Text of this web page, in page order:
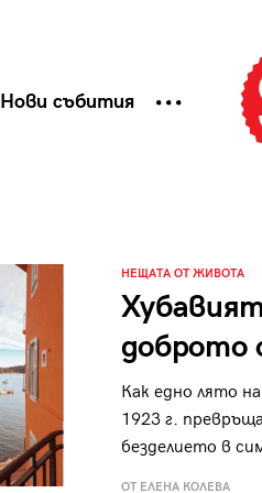
Нови събития
НЕЩАТА ОТ ЖИВОТА
доброто
Как едно лято
1923 г.
безделието в
ОТ ЕЛЕНА КОЛЕВА